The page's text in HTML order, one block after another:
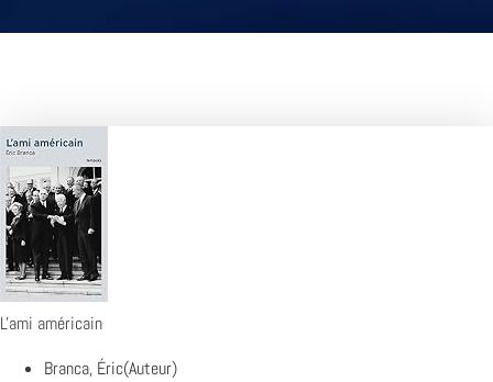
L'ami américain
Branca, Éric(Auteur)